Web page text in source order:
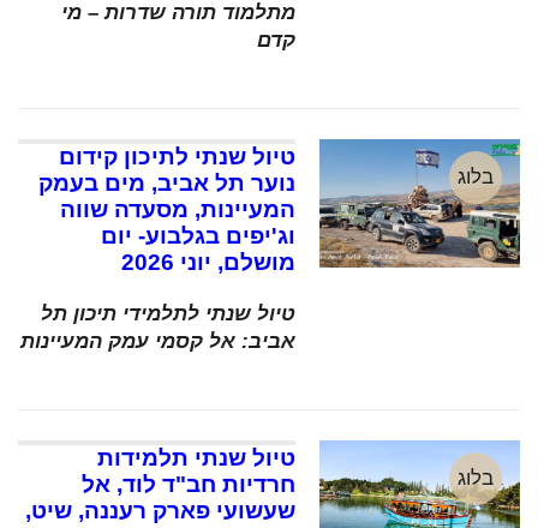
מתלמוד תורה שדרות – מי
קדם
בלוג
טיול שנתי לתיכון קידום
נוער תל אביב, מים בעמק
המעיינות, מסעדה שווה
וג'יפים בגלבוע- יום
מושלם, יוני 2026
טיול שנתי לתלמידי תיכון תל
אביב: אל קסמי עמק המעיינות
בלוג
טיול שנתי תלמידות
חרדיות חב"ד לוד, אל
שעשועי פארק רעננה, שיט,